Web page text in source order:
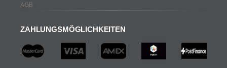
AGB
ZAHLUNGSMÖGLICHKEITEN